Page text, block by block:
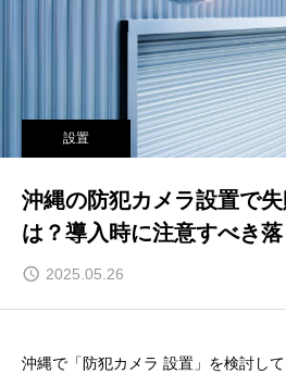
設置
沖縄の防犯カメラ設置で
は？導入時に注意すべき
2025.05.26
沖縄で「防犯カメラ 設置」を検討して